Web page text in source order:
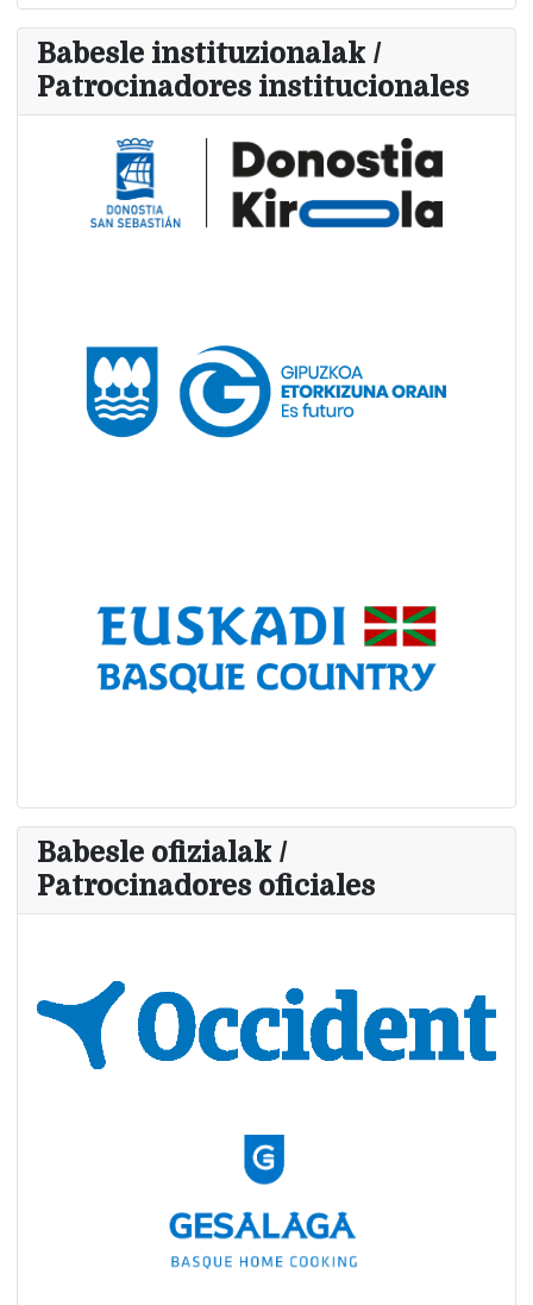
Babesle instituzionalak /
Patrocinadores institucionales
Babesle ofizialak /
Patrocinadores oficiales